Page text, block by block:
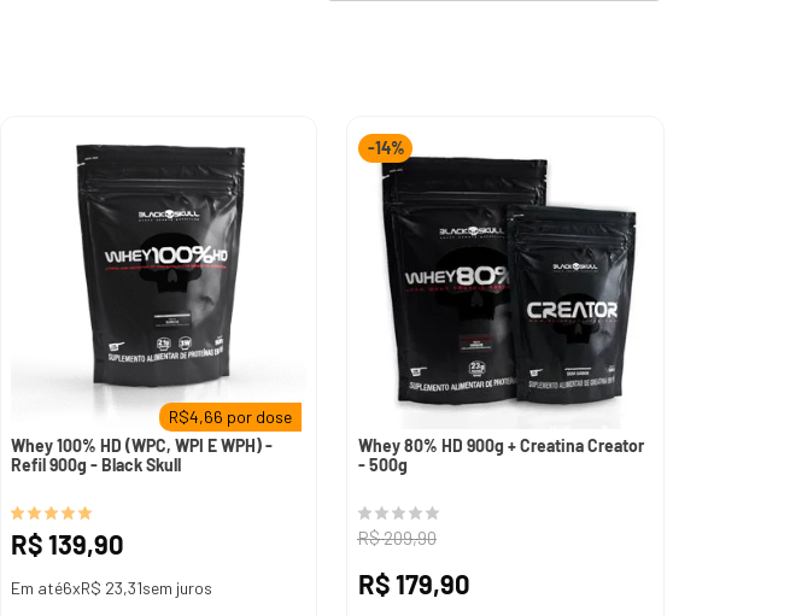
R$4,66 por dose
Whey 100% HD (WPC, WPI E WPH) -
Refil 900g - Black Skull
R$139,90
Em até6xR$ 23,31sem juros
-14%
Whey 80% HD 900g + Creatina Creator
- 500g
R$209,90
R$179,90